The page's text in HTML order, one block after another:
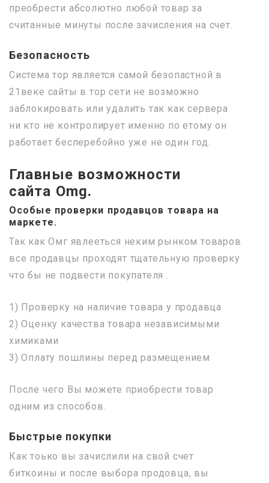
преобрести абсолютно любой товар за
считанные минуты после зачисления на счет.
Безопасность
Система тор является самой безопастной в
21веке сайты в тор сети не возможно
заблокировать или удалить так как сервера
ни кто не контролирует именно по етому он
работает бесперебойно уже не один год.
Главные возможности
сайта Omg.
Особые проверки продавцов товара на
маркете.
Так как Омг явлееться неким рынком товаров
все продавцы проходят тщательную проверку
что бы не подвести покупателя .
1) Проверку на наличие товара у продавца
2) Оценку качества товара независимыми
химиками
3) Оплату пошлины перед размещением
После чего Вы можете приобрести товар
одним из способов.
Быстрые покупки
Как тоько вы зачислили на свой счет
биткоины и после выбора продовца, вы